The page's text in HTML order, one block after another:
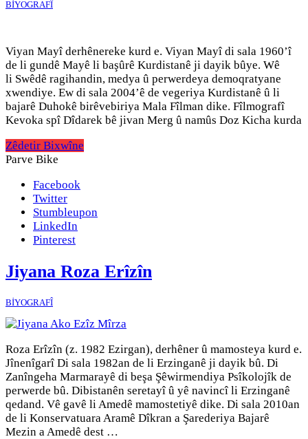
BİYOGRAFÎ
Viyan Mayî derhênereke kurd e. Viyan Mayî di sala 1960’î
de li gundê Mayê li başûrê Kurdistanê ji dayik bûye. Wê
li Swêdê ragihandin, medya û perwerdeya demoqratyane
xwendiye. Ew di sala 2004’ê de vegeriya Kurdistanê û li
bajarê Duhokê birêvebiriya Mala Fîlman dike. Fîlmografî
Kevoka spî Dîdarek bê jivan Merg û namûs Doz Kicha kurda
Zêdetir Bixwîne
Parve Bike
Facebook
Twitter
Stumbleupon
LinkedIn
Pinterest
Jiyana Roza Erîzîn
BİYOGRAFÎ
Roza Erîzîn (z. 1982 Ezirgan), derhêner û mamosteya kurd e.
Jînenîgarî Di sala 1982an de li Erzinganê ji dayik bû. Di
Zanîngeha Marmarayê di beşa Şêwirmendiya Psîkolojîk de
perwerde bû. Dibistanên seretayî û yê navincî li Erzinganê
qedand. Vê gavê li Amedê mamostetiyê dike. Di sala 2010an
de li Konservatuara Aramê Dîkran a Şarederiya Bajarê
Mezin a Amedê dest …